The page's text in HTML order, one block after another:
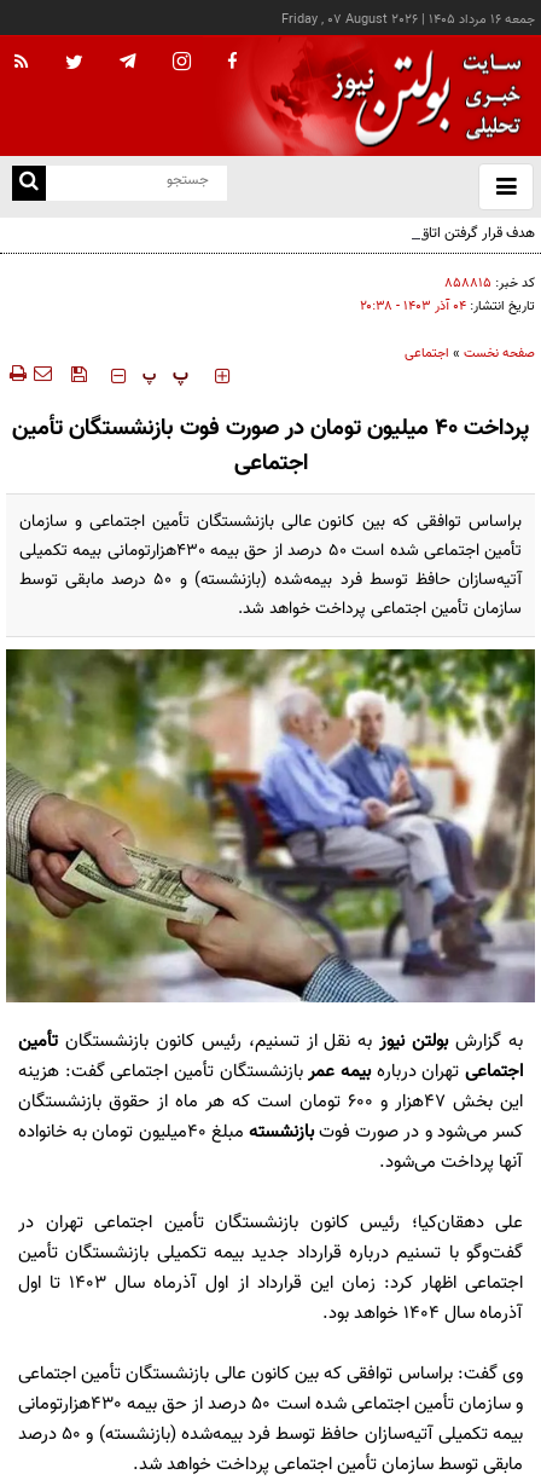
جمعه ۱۶ مرداد ۱۴۰۵ |
Friday , 07 August 2026
باز
و
هدف قرار گرفتن اتاق‌ فرماندهی مزدوران عربستان در یمن
کد خبر: ۸۵۸۸۱۵
تاریخ انتشار: ۰۴ آذر ۱۴۰۳ - ۲۰:۳۸
صفحه نخست » اجتماعی
‍‍‍ پ پ
پرداخت ۴۰ میلیون تومان در صورت فوت بازنشستگان تأمین
اجتماعی
براساس توافقی که بین کانون عالی بازنشستگان تأمین اجتماعی و سازمان
تأمین اجتماعی شده است 50 درصد از حق بیمه 430هزارتومانی بیمه تکمیلی
آتیه‌سازان حافظ توسط فرد بیمه‌شده (بازنشسته) و 50 درصد مابقی توسط
سازمان تأمین اجتماعی پرداخت خواهد شد.
به گزارش بولتن نیوزبه نقل از تسنیم، رئیس کانون بازنشستگان تأمین
اجتماعیتهران دربارهبیمه عمربازنشستگان تأمین اجتماعی گفت: هزینه
این بخش ۴۷هزار و ۶۰۰ تومان است که هر ماه از حقوق بازنشستگان
کسر می‌شود و در صورت فوتبازنشسته
مبلغ ۴۰میلیون تومان به خانواده
آنها پرداخت می‌شود.
علی دهقان‌کیا؛ رئیس کانون بازنشستگان تأمین اجتماعی تهران در
گفت‌وگو با تسنیم درباره قرارداد جدید بیمه تکمیلی بازنشستگان تأمین
اجتماعی اظهار کرد: زمان این قرارداد از اول آذرماه سال 1403 تا اول
آذرماه سال 1404 خواهد بود.
وی گفت: براساس توافقی که بین کانون عالی بازنشستگان تأمین اجتماعی
و سازمان تأمین اجتماعی شده است 50 درصد از حق بیمه 430هزارتومانی
بیمه تکمیلی آتیه‌سازان حافظ توسط فرد بیمه‌شده (بازنشسته) و 50 درصد
مابقی توسط سازمان تأمین اجتماعی پرداخت خواهد شد.